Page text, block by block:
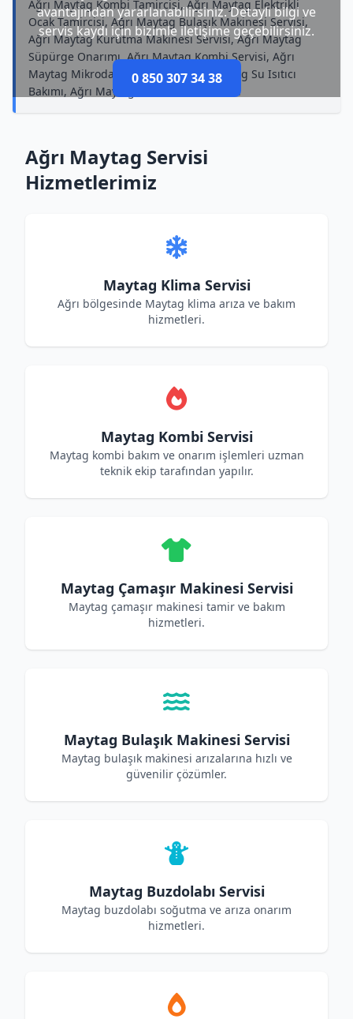
avantajından yararlanabilirsiniz. Detaylı bilgi ve
servis kaydı için bizimle iletişime geçebilirsiniz.
0 850 307 34 38
Ağrı Maytag Kombi Tamircisi, Ağrı Maytag Elektrikli
Ocak Tamircisi, Ağrı Maytag Bulaşık Makinesi Servisi,
Ağrı Maytag Kurutma Makinesi Servisi, Ağrı Maytag
Süpürge Onarımı, Ağrı Maytag Kombi Servisi, Ağrı
Maytag Mikrodalga Onarımı, Ağrı Maytag Su Isıtıcı
Bakımı, Ağrı Maytag Buzdolabı Tamircisi
Ağrı Maytag Servisi
Hizmetlerimiz
Maytag Klima Servisi
Ağrı bölgesinde Maytag klima arıza ve bakım
hizmetleri.
Maytag Kombi Servisi
Maytag kombi bakım ve onarım işlemleri uzman
teknik ekip tarafından yapılır.
Maytag Çamaşır Makinesi Servisi
Maytag çamaşır makinesi tamir ve bakım
hizmetleri.
Maytag Bulaşık Makinesi Servisi
Maytag bulaşık makinesi arızalarına hızlı ve
güvenilir çözümler.
Maytag Buzdolabı Servisi
Maytag buzdolabı soğutma ve arıza onarım
hizmetleri.